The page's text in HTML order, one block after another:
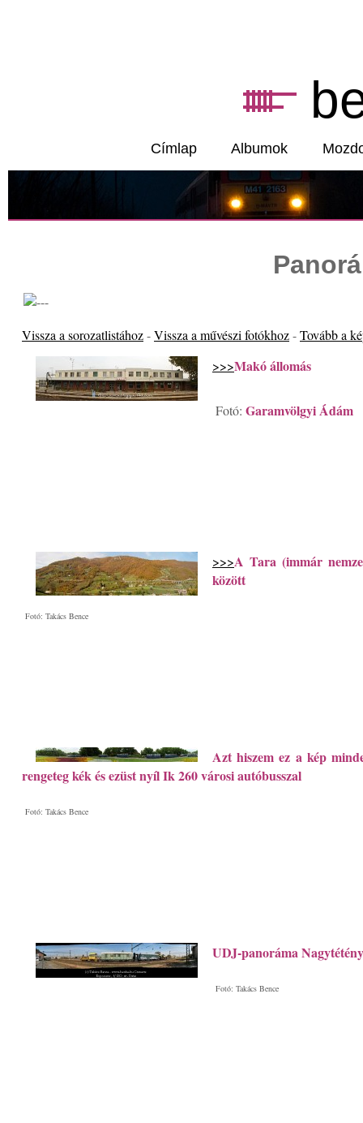
Címlap Albumok
Vissza a sorozatlistához-Vissza a művészi fotókhoz-Tovább a
>>>Makó állomás
Fotó: Garamvölgyi Ádám
>>>A Tara (immár
között
Fotó: Takács Bence
Azt hiszem ez a kép
rengeteg kék és ezüst nyíl Ik 260 városi autóbusszal
Fotó: Takács Bence
UDJ-panoráma
Fotó: Takács Bence